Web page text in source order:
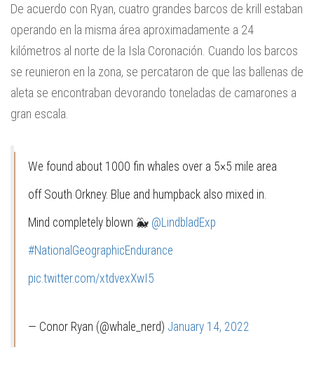
De acuerdo con Ryan, cuatro grandes barcos de krill estaban
operando en la misma área aproximadamente a 24
kilómetros al norte de la Isla Coronación. Cuando los barcos
se reunieron en la zona, se percataron de que las ballenas de
aleta se encontraban devorando toneladas de camarones a
gran escala.
We found about 1000 fin whales over a 5×5 mile area
off South Orkney. Blue and humpback also mixed in.
Mind completely blown 🐳 @LindbladExp
#NationalGeographicEndurance
pic.twitter.com/xtdvexXwI5
— Conor Ryan (@whale_nerd) January 14, 2022